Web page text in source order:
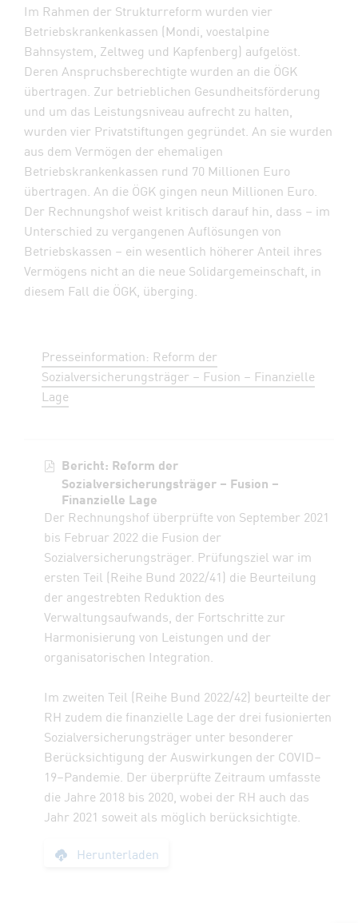
Im Rahmen der Strukturreform wurden vier
Betriebskrankenkassen (Mondi, voestalpine
Bahnsystem, Zeltweg und Kapfenberg) aufgelöst.
Deren Anspruchsberechtigte wurden an die ÖGK
übertragen. Zur betrieblichen Gesundheitsförderung
und um das Leistungsniveau aufrecht zu halten,
wurden vier Privatstiftungen gegründet. An sie wurden
aus dem Vermögen der ehemaligen
Betriebskrankenkassen rund 70 Millionen Euro
übertragen. An die ÖGK gingen neun Millionen Euro.
Der Rechnungshof weist kritisch darauf hin, dass – im
Unterschied zu vergangenen Auflösungen von
Betriebskassen – ein wesentlich höherer Anteil ihres
Vermögens nicht an die neue Solidargemeinschaft, in
diesem Fall die ÖGK, überging.
Presseinformation: Reform der
Sozialversicherungsträger – Fusion – Finanzielle
Lage
Bericht: Reform der
Sozialversicherungsträger – Fusion –
Finanzielle Lage
Der Rechnungshof überprüfte von September 2021
bis Februar 2022 die Fusion der
Sozialversicherungsträger. Prüfungsziel war im
ersten Teil (Reihe Bund 2022/41) die Beurteilung
der angestrebten Reduktion des
Verwaltungsaufwands, der Fortschritte zur
Harmonisierung von Leistungen und der
organisatorischen Integration.
Im zweiten Teil (Reihe Bund 2022/42) beurteilte der
RH zudem die finanzielle Lage der drei fusionierten
Sozialversicherungsträger unter besonderer
Berücksichtigung der Auswirkungen der COVID–
19–Pandemie. Der überprüfte Zeitraum umfasste
die Jahre 2018 bis 2020, wobei der RH auch das
Jahr 2021 soweit als möglich berücksichtigte.
Bericht: Reform
Herunterladen